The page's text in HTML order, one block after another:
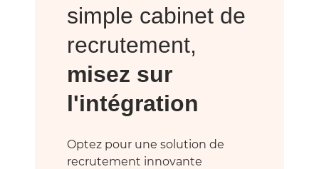
simple cabinet de
recrutement,
misez sur
l'intégration
Optez pour une solution de
recrutement innovante